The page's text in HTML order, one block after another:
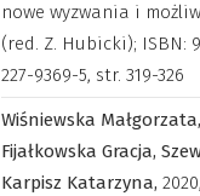
nowe wyzwania i
(red. Z. Hubicki); ISBN:
227-9369-5, str. 319-326
Wiśniewska Małgorzata,
Fijałkowska Gracja,
Karpisz Katarzyna, 2020,